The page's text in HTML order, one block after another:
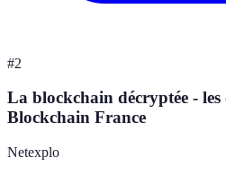
#2
La blockchain décryptée -
Blockchain France
Netexplo